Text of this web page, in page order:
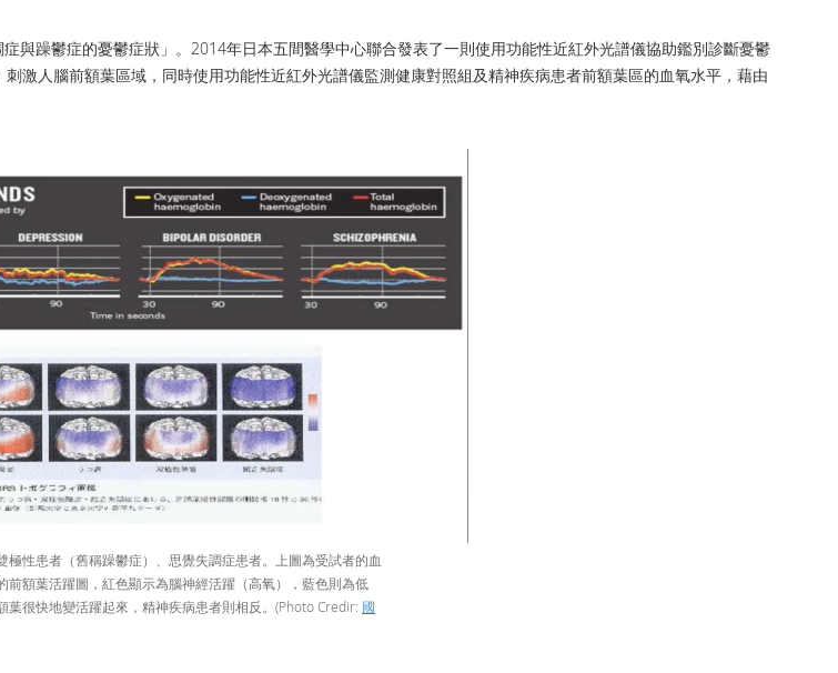
與躁鬱症的憂鬱症狀」。2014年日本五間醫學中心聯合發表了一則使用功能性近紅外光譜儀協助鑑別診斷憂鬱
激人腦前額葉區域，同時使用功能性近紅外光譜儀監測健康對照組及精神疾病患者前額葉區的血氧水平，藉由
性患者（舊稱躁鬱症）、思覺失調症患者。上圖為受試者的血
額葉活躍圖，紅色顯示為腦神經活躍（高氧），藍色則為低
很快地變活躍起來，精神疾病患者則相反。(Photo Credir: 國